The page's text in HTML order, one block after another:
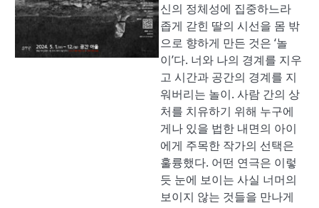
신의 정체성에 집중하느라
좁게 갇힌 딸의 시선을 몸 밖
으로 향하게 만든 것은 ‘놀
이’다. 너와 나의 경계를 지우
고 시간과 공간의 경계를 지
워버리는 놀이. 사람 간의 상
처를 치유하기 위해 누구에
게나 있을 법한 내면의 아이
에게 주목한 작가의 선택은
훌륭했다. 어떤 연극은 이렇
듯 눈에 보이는 사실 너머의
보이지 않는 것들을 만나게